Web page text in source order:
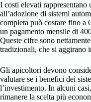
I costi elevati rappresentano
all’adozione di sistemi
completa può costare fino a
un pagamento mensile di
Queste cifre sono
tradizionali, che si aggirano
Gli apicoltori devono
valutare se i benefici dei
l’investimento. In alcuni
rimanere la scelta più